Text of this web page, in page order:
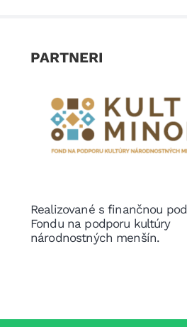
PARTNERI
Realizované s finančnou
Fondu na podporu kultúry
národnostných menšín.